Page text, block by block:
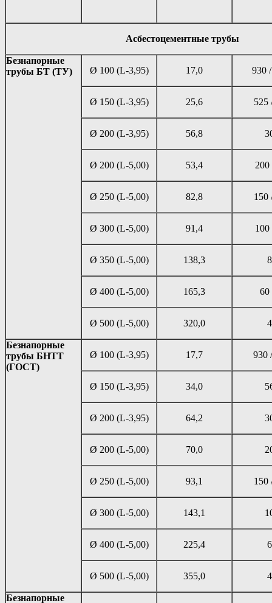
Асбестоцементные трубы
Безнапорные
трубы БТ (ТУ)
Ø 100 (L-3,95) 17,0 930
Ø 150 (L-3,95) 25,6 525
Ø 200 (L-3,95) 56,8
Ø 200 (L-5,00) 53,4 200
Ø 250 (L-5,00) 82,8 150
Ø 300 (L-5,00) 91,4 100
Ø 350 (L-5,00) 138,3
Ø 400 (L-5,00) 165,3 60
Ø 500 (L-5,00) 320,0
Безнапорные
трубы БНТТ
(ГОСТ)
Ø 100 (L-3,95) 17,7 930
Ø 150 (L-3,95) 34,0
Ø 200 (L-3,95) 64,2
Ø 200 (L-5,00) 70,0
Ø 250 (L-5,00) 93,1 150
Ø 300 (L-5,00) 143,1
Ø 400 (L-5,00) 225,4
Ø 500 (L-5,00) 355,0
Безнапорные